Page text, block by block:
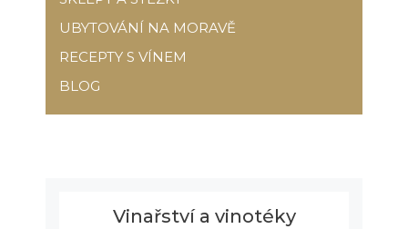
UBYTOVÁNÍ NA MORAVĚ
RECEPTY S VÍNEM
BLOG
Vinařství a vinotéky